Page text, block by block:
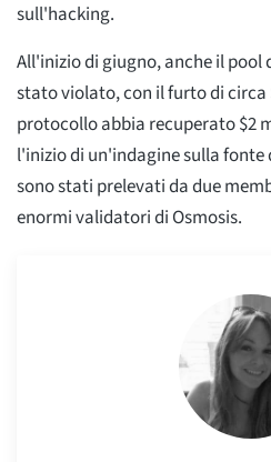
sull'hacking.
All'inizio di giugno, anche il pool
stato violato, con il furto di circa
protocollo abbia recuperato $2
l'inizio di un'indagine sulla
sono stati prelevati da due
enormi validatori di Osmosis.